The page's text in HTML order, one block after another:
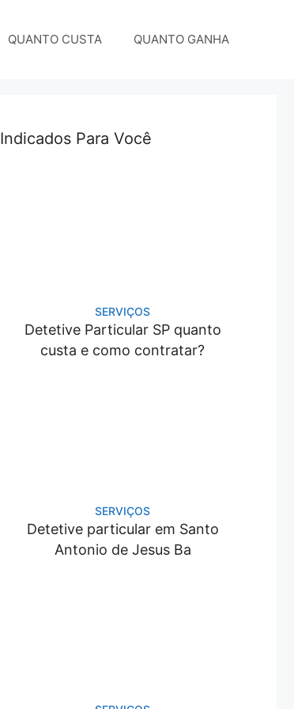
QUANTO CUSTA QUANTO GANHA
Indicados Para Você
SERVIÇOS
Detetive Particular SP quanto
custa e como contratar?
SERVIÇOS
Detetive particular em Santo
Antonio de Jesus Ba